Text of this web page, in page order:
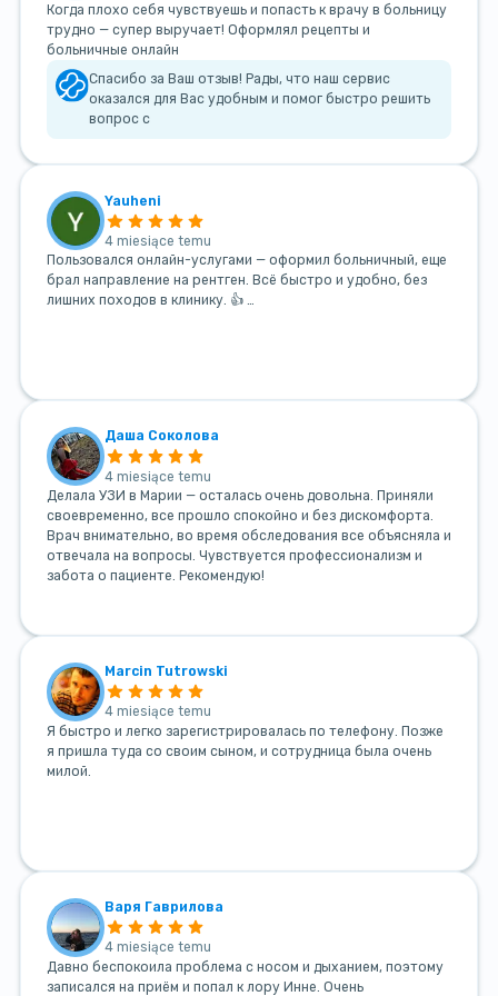
Когда плохо себя чувствуешь и попасть к врачу в больницу
трудно — супер выручает! Оформлял рецепты и
больничные онлайн
Спасибо за Ваш отзыв! Рады, что наш сервис
оказался для Вас удобным и помог быстро решить
вопрос с
Yauheni
4 miesiące temu
Пользовался онлайн-услугами — оформил больничный, еще
брал направление на рентген. Всё быстро и удобно, без
лишних походов в клинику. 👍 …
Даша Соколова
4 miesiące temu
Делала УЗИ в Марии — осталась очень довольна. Приняли
своевременно, все прошло спокойно и без дискомфорта.
Врач внимательно, во время обследования все объясняла и
отвечала на вопросы. Чувствуется профессионализм и
забота о пациенте. Рекомендую!
Marcin Tutrowski
4 miesiące temu
Я быстро и легко зарегистрировалась по телефону. Позже
я пришла туда со своим сыном, и сотрудница была очень
милой.
Варя Гаврилова
4 miesiące temu
Давно беспокоила проблема с носом и дыханием, поэтому
записался на приём и попал к лору Инне. Очень